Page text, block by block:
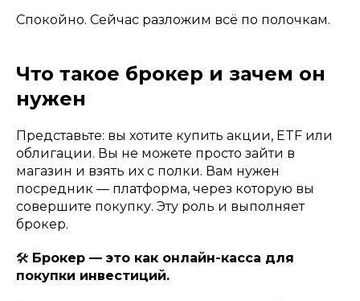
Спокойно. Сейчас разложим всё по полочкам.
Что такое брокер и зачем он
нужен
Представьте: вы хотите купить акции, ETF или
облигации. Вы не можете просто зайти в
магазин и взять их с полки. Вам нужен
посредник — платформа, через которую вы
совершите покупку. Эту роль и выполняет
брокер.
🛠 Брокер — это как онлайн-касса для
покупки инвестиций.